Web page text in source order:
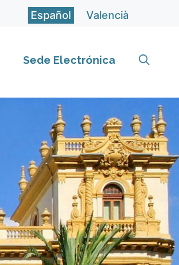
Español Valencià
Sede Electrónica